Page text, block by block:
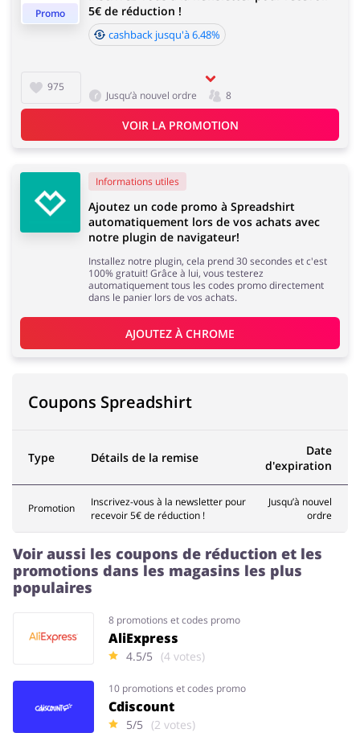
Sports & Loisirs
Grands Magasins Tourisme
Électronique &
Électroménager
Santé & Beauté
Services & Voitures
Spreadshirt est de 60 à 90 jours.
Promo
975
5€ de réduction !
cashback jusqu'à 6.48%
Jusqu’à nouvel ordre 8
VOIR LA PROMOTION
Informations utiles
Ajoutez un code promo à Spreadshirt
automatiquement lors de vos achats avec
notre plugin de navigateur!
Installez notre plugin, cela prend 30 secondes et c'est
100% gratuit! Grâce à lui, vous testerez
automatiquement tous les codes promo directement
dans le panier lors de vos achats.
AJOUTEZ À CHROME
Coupons Spreadshirt
Type Détails de la remise
Date
d'expiration
Promotion
Inscrivez-vous à la newsletter pour
recevoir 5€ de réduction !
Jusqu’à nouvel
ordre
Voir aussi les coupons de réduction et les
promotions dans les magasins les plus
populaires
8 promotions et codes promo
AliExpress
4.5/5 (4 votes)
10 promotions et codes promo
Cdiscount
5/5 (2 votes)